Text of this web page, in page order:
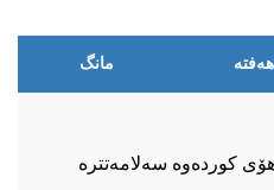
هەفتە مانگ
کوردەوە سەلامەتترە